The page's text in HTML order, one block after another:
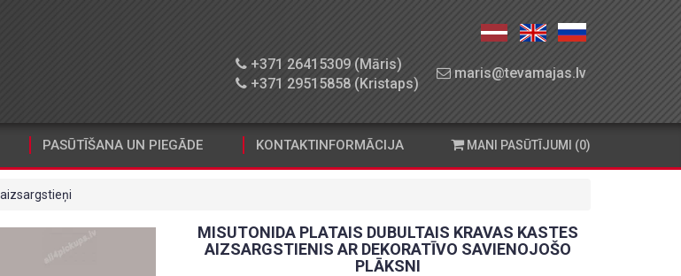
+371 26415309 (Māris)
+371 29515858 (Kristaps)
maris@tevamajas.lv
PASŪTĪŠANA UN PIEGĀDE KONTAKTINFORMĀCIJA MANI PASŪTĪJUMI (0)
MISUTONIDA PLATAIS DUBULTAIS KRAVAS KASTES
AIZSARGSTIENIS AR DEKORATĪVO SAVIENOJOŠO
PLĀKSNI